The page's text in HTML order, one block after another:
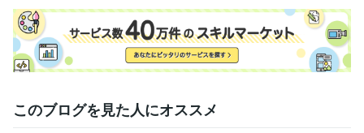
栄養マイスター:3年栄養Pro:5年
得意分野
住まい・美容・生活相談 栄養・食事相談など
管理栄養士 栄養相談 食事相談 献立作成 栄養計算
レシピ作成
学歴
このブログを見た人にオススメ